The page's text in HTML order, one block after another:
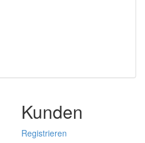
Kunden
Registrieren